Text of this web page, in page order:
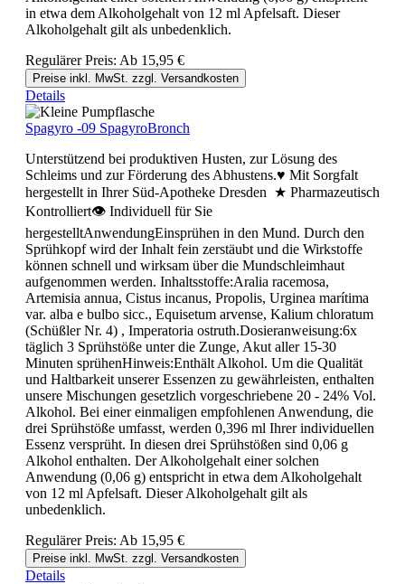
in etwa dem Alkoholgehalt von 12 ml Apfelsaft. Dieser
Alkoholgehalt gilt als unbedenklich.
Regulärer Preis: Ab 15,95 €
Preise inkl. MwSt. zzgl. Versandkosten
Details
Spagyro -09 SpagyroBronch
Unterstützend bei produktiven Husten, zur Lösung des
Schleims und zur Förderung des Abhustens.♥ Mit Sorgfalt
hergestellt in Ihrer Süd-Apotheke Dresden ★ Pharmazeutisch
Kontrolliert👁 Individuell für Sie
hergestelltAnwendungEinsprühen in den Mund. Durch den
Sprühkopf wird der Inhalt fein zerstäubt und die Wirkstoffe
können schnell und wirksam über die Mundschleimhaut
aufgenommen werden. Inhaltsstoffe:Aralia racemosa,
Artemisia annua, Cistus incanus, Propolis, Urginea marítima
var. alba e bulbo sicc., Equisetum arvense, Kalium chloratum
(Schüßler Nr. 4) , Imperatoria ostruth.Dosieranweisung:6x
täglich 3 Sprühstöße unter die Zunge, Akut aller 15-30
Minuten sprühenHinweis:Enthält Alkohol. Um die Qualität
und Haltbarkeit unserer Essenzen zu gewährleisten, enthalten
unsere Mischungen gesetzlich vorgeschriebene 20 - 24% Vol.
Alkohol. Bei einer einmaligen empfohlenen Anwendung, die
drei Sprühstöße umfasst, werden 0,396 ml Ihrer individuellen
Essenz versprüht. In diesen drei Sprühstößen sind 0,06 g
Alkohol enthalten. Der Alkoholgehalt einer solchen
Anwendung (0,06 g) entspricht in etwa dem Alkoholgehalt
von 12 ml Apfelsaft. Dieser Alkoholgehalt gilt als
unbedenklich.
Regulärer Preis: Ab 15,95 €
Preise inkl. MwSt. zzgl. Versandkosten
Details